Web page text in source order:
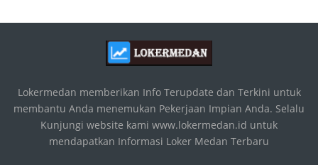
Lokermedan memberikan Info Terupdate dan Terkini untuk
membantu Anda menemukan Pekerjaan Impian Anda. Selalu
Kunjungi website kami www.lokermedan.id untuk
mendapatkan Informasi Loker Medan Terbaru